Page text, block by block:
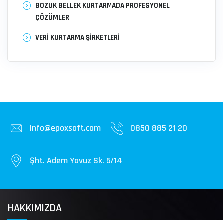
BOZUK BELLEK KURTARMADA PROFESYONEL
ÇÖZÜMLER
VERI KURTARMA ŞIRKETLERI
info@epoxsoft.com 0850 885 21 20
Şht. Adem Yavuz Sk. 5/14
HAKKIMIZDA